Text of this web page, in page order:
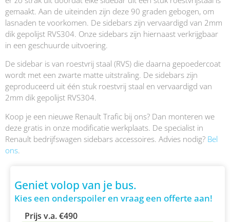
gemaakt. Aan de uiteinden zijn deze 90 graden gebogen, om
lasnaden te voorkomen. De sidebars zijn vervaardigd van 2mm
dik gepolijst RVS304. Onze sidebars zijn hiernaast verkrijgbaar
in een geschuurde uitvoering.
De sidebar is van roestvrij staal (RVS) die daarna gepoedercoat
wordt met een zwarte matte uitstraling. De sidebars zijn
geproduceerd uit één stuk roestvrij staal en vervaardigd van
2mm dik gepolijst RVS304.
Koop je een nieuwe Renault Trafic bij ons? Dan monteren we
deze gratis in onze modificatie werkplaats. De specialist in
Renault bedrijfswagen sidebars accessoires. Advies nodig? Bel
ons.
Geniet volop van je bus.
Kies een onderspoiler en vraag een offerte aan!
Prijs v.a. €490